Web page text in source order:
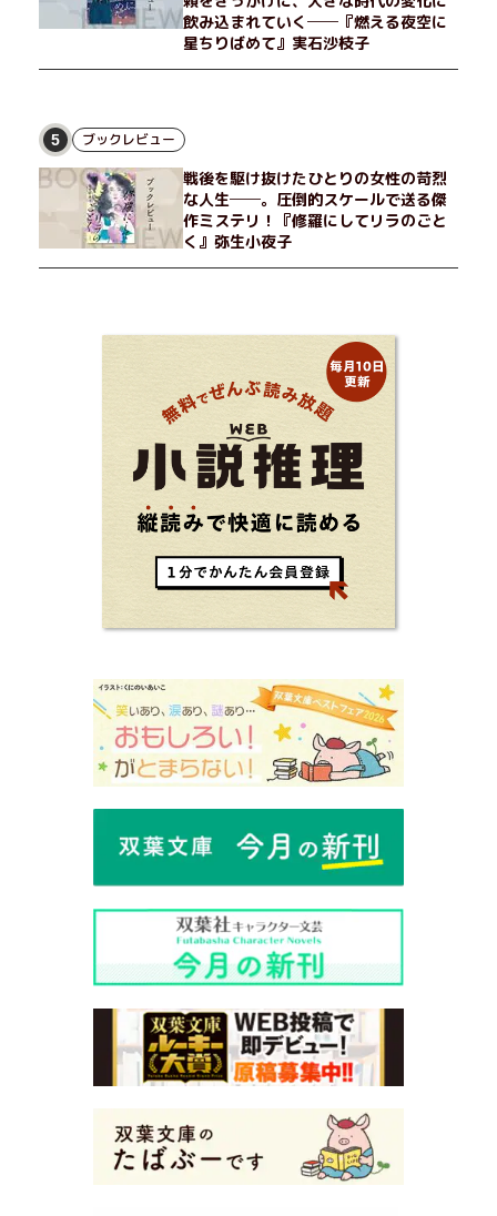
飲み込まれていく──『燃える夜空に
星ちりばめて』実石沙枝子
5 ブックレビュー
戦後を駆け抜けたひとりの女性の苛烈
な人生──。圧倒的スケールで送る傑
作ミステリ！『修羅にしてリラのごと
く』弥生小夜子